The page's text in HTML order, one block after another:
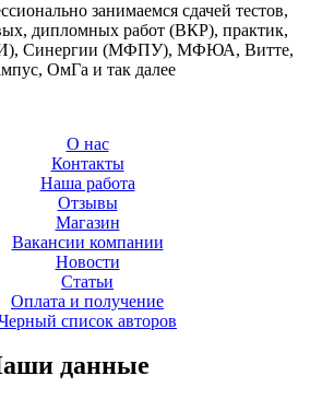
занимаемся сдачей тестов,
дипломных работ (ВКР), практик,
Синергии (МФПУ), МФЮА, Витте,
ОмГа и так далее
О нас
Контакты
Наша работа
Отзывы
Магазин
Вакансии компании
Новости
Статьи
Оплата и получение
список авторов
данные